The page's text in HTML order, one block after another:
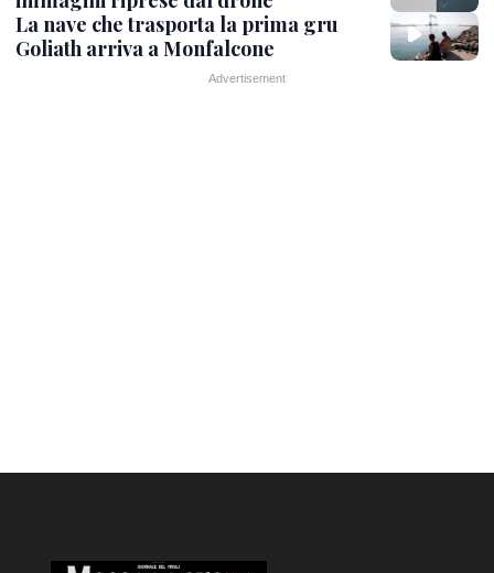
La nave che trasporta la prima gru
Goliath arriva a Monfalcone